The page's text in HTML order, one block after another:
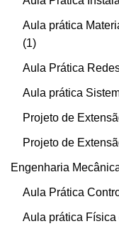
Aula prática
1
Aula Prática
Aula prática
Projeto de
Projeto de
Engenharia
Aula Prática
Aula prática